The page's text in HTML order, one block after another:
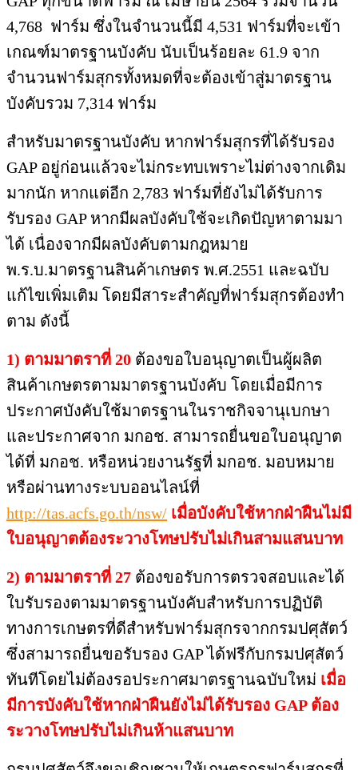
4,768 ฟาร์ม ซึ่งในจำนวนนี้มี 4,531 ฟาร์มที่จะเข้า
เกณฑ์มาตรฐานบังคับ นับเป็นร้อยละ 61.9 จาก
จำนวนฟาร์มสุกรทั้งหมดที่จะต้องเข้าสู่มาตรฐาน
บังคับรวม 7,314 ฟาร์ม
สำหรับมาตรฐานบังคับ หากฟาร์มสุกรที่ได้รับรอง
GAP อยู่ก่อนแล้วจะไม่กระทบเพราะไม่ต่างจากเดิม
มากนัก หากแต่อีก 2,783 ฟาร์มที่ยังไม่ได้รับการ
รับรอง GAP หากมีผลบังคับใช้จะเกิดปัญหาตามมา
ได้ เนื่องจากมีผลบังคับตามกฎหมาย
พ.ร.บ.มาตรฐานสินค้าเกษตร พ.ศ.2551 และฉบับ
แก้ไขเพิ่มเติม โดยมีสาระสำคัญที่ฟาร์มสุกรต้องทำ
ตาม ดังนี้
1) ตามมาตราที่ 20 ต้องขอใบอนุญาตเป็นผู้ผลิต
สินค้าเกษตรตามมาตรฐานบังคับ โดยเมื่อมีการ
ประกาศบังคับใช้มาตรฐานในราชกิจจานุเบกษา
และประกาศจาก มกอช. สามารถยื่นขอใบอนุญาต
ได้ที่ มกอช. หรือหน่วยงานรัฐที่ มกอช. มอบหมาย
หรือผ่านทางระบบออนไลน์ที่
http://tas.acfs.go.th/nsw/ เมื่อบังคับใช้หากฝ่าฝืนไม่มี
ใบอนุญาตต้องระวางโทษปรับไม่เกินสามแสนบาท
2) ตามมาตราที่ 27 ต้องขอรับการตรวจสอบและได้
ใบรับรองตามมาตรฐานบังคับสำหรับการปฏิบัติ
ทางการเกษตรที่ดีสำหรับฟาร์มสุกรจากกรมปศุสัตว์
ซึ่งสามารถยื่นขอรับรอง GAP ได้ฟรีกับกรมปศุสัตว์
ทันทีโดยไม่ต้องรอประกาศมาตรฐานฉบับใหม่ เมื่อ
มีการบังคับใช้หากฝ่าฝืนยังไม่ได้รับรอง GAP ต้อง
ระวางโทษปรับไม่เกินห้าแสนบาท